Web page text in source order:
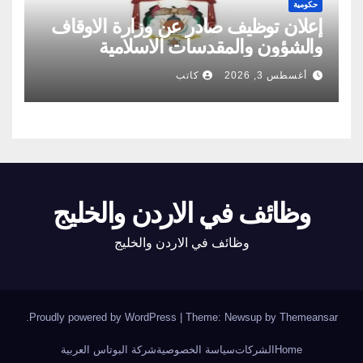
حكومية
إعلان توظيف صادر عن وزارة الاوقاف
والشؤون والمقدسات الاسلامية
أغسطس 3, 2026 كاتب
وظائف في الاردن والخليج
وظائف في الاردن والخليج
Proudly powered by WordPress | Theme: Newsup by Themeansar
Home الشركاتسياسة الخصوصيةشركة البوتاس العربية